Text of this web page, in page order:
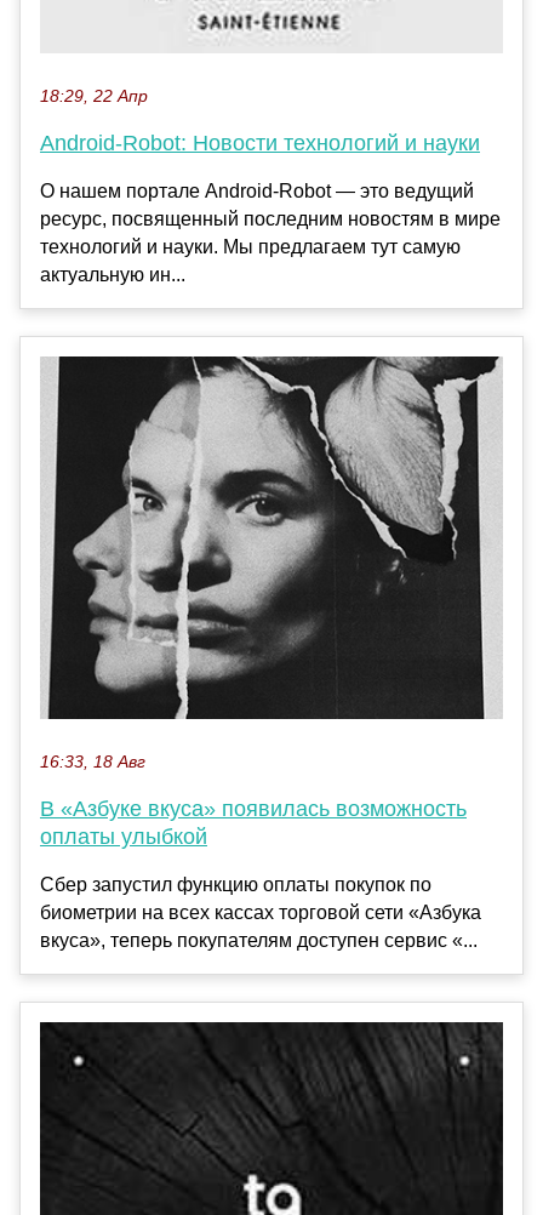
18:29, 22 Апр
Android-Robot: Новости технологий и науки
О нашем портале Android-Robot — это ведущий
ресурс, посвященный последним новостям в мире
технологий и науки. Мы предлагаем тут самую
актуальную ин...
16:33, 18 Авг
В «Азбуке вкуса» появилась возможность
оплаты улыбкой
Сбер запустил функцию оплаты покупок по
биометрии на всех кассах торговой сети «Азбука
вкуса», теперь покупателям доступен сервис «...